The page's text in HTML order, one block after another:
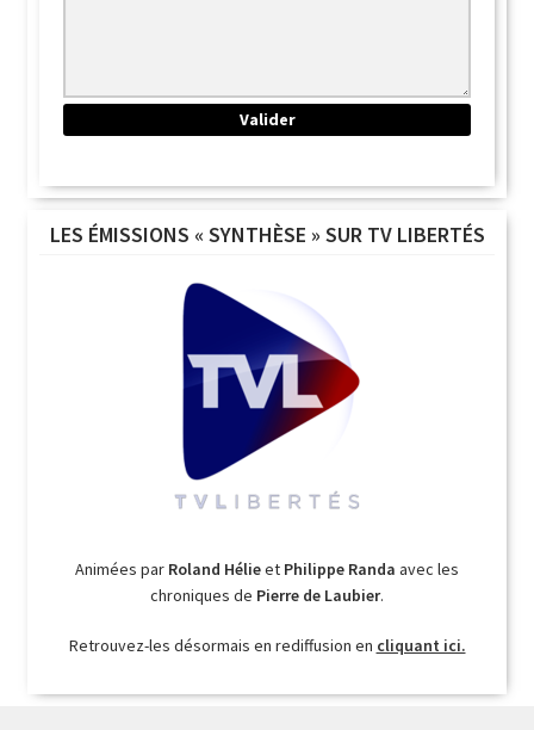
LES ÉMISSIONS « SYNTHÈSE » SUR TV LIBERTÉS
Animées par Roland Hélieet Philippe Randa avec les
chroniques de Pierre de Laubier.
Retrouvez-les désormais en rediffusion en cliquant ici.